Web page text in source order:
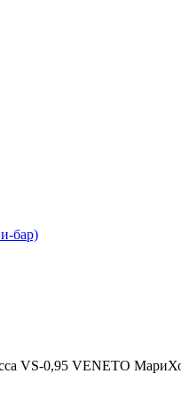
бар)
VS-0,95 VENETO